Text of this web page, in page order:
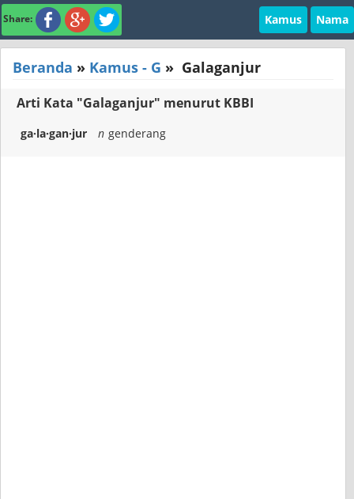
Share: Kamus Nama
Beranda » Kamus - G » Galaganjur
Arti Kata "Galaganjur" menurut KBBI
ga·la·gan·jur n genderang